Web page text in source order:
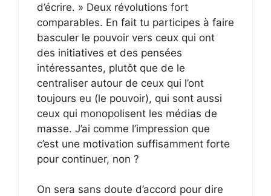
d’écrire. » Deux révolutions fort
comparables. En fait tu participes à faire
basculer le pouvoir vers ceux qui ont
des initiatives et des pensées
intéressantes, plutôt que de le
centraliser autour de ceux qui l’ont
toujours eu (le pouvoir), qui sont aussi
ceux qui monopolisent les médias de
masse. J’ai comme l’impression que
c’est une motivation suffisamment forte
pour continuer, non ?
On sera sans doute d’accord pour dire